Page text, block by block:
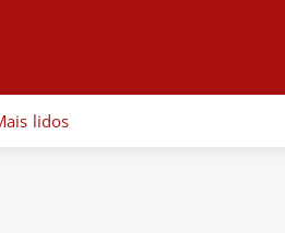
lidos